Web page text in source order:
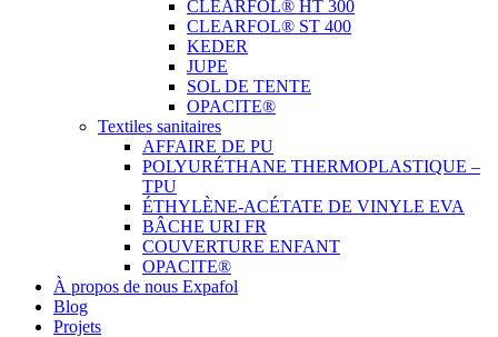
CLEARFOL® HT 300
CLEARFOL® ST 400
KEDER
JUPE
SOL DE TENTE
OPACITE®
Textiles sanitaires
AFFAIRE DE PU
POLYURÉTHANE THERMOPLASTIQUE –
TPU
ÉTHYLÈNE-ACÉTATE DE VINYLE EVA
BÂCHE URI FR
COUVERTURE ENFANT
OPACITE®
À propos de nous Expafol
Blog
Projets